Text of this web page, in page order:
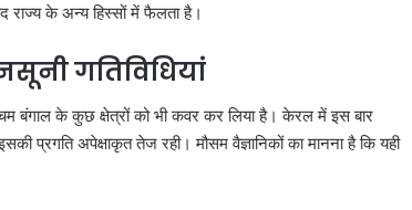
राज्य के अन्य हिस्सों में फैलता है।
गतिविधियां
बंगाल के कुछ क्षेत्रों को भी कवर कर लिया है। केरल में इस बार
प्रगति अपेक्षाकृत तेज रही। मौसम वैज्ञानिकों का मानना है कि यही